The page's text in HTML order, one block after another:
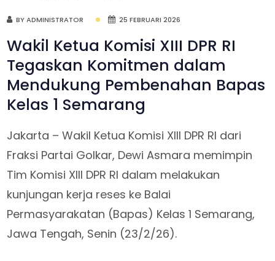
BY ADMINISTRATOR 25 FEBRUARI 2026
Wakil Ketua Komisi XIII DPR RI
Tegaskan Komitmen dalam
Mendukung Pembenahan Bapas
Kelas 1 Semarang
Jakarta – Wakil Ketua Komisi XIII DPR RI dari
Fraksi Partai Golkar, Dewi Asmara memimpin
Tim Komisi XIII DPR RI dalam melakukan
kunjungan kerja reses ke Balai
Permasyarakatan (Bapas) Kelas 1 Semarang,
Jawa Tengah, Senin (23/2/26).